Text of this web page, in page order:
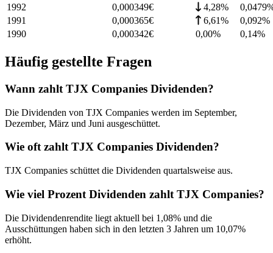
1992
0,000349€ 4,28% 0,0479
1991
0,000365€ 6,61% 0,092%
1990
0,000342€ 0,00% 0,14%
Häufig gestellte Fragen
Wann zahlt TJX Companies Dividenden?
Die Dividenden von TJX Companies werden im September,
Dezember, März und Juni ausgeschüttet.
Wie oft zahlt TJX Companies Dividenden?
TJX Companies schüttet die Dividenden quartalsweise aus.
Wie viel Prozent Dividenden zahlt TJX Companies?
Die Dividendenrendite liegt aktuell bei 1,08% und die
Ausschüttungen haben sich in den letzten 3 Jahren um 10,07%
erhöht.